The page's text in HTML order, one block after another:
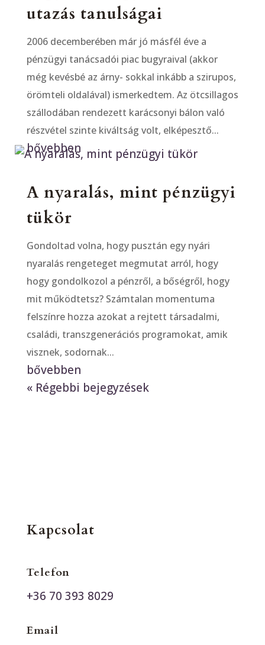
utazás tanulságai
2006 decemberében már jó másfél éve a
pénzügyi tanácsadói piac bugyraival (akkor
még kevésbé az árny- sokkal inkább a szirupos,
örömteli oldalával) ismerkedtem. Az ötcsillagos
szállodában rendezett karácsonyi bálon való
részvétel szinte kiváltság volt, elképesztő...
bővebben
A nyaralás, mint pénzügyi
tükör
Gondoltad volna, hogy pusztán egy nyári
nyaralás rengeteget megmutat arról, hogy
hogy gondolkozol a pénzről, a bőségről, hogy
mit működtetsz? Számtalan momentuma
felszínre hozza azokat a rejtett társadalmi,
családi, transzgenerációs programokat, amik
visznek, sodornak...
bővebben
« Régebbi bejegyzések
Kapcsolat
Telefon
+36 70 393 8029
Email